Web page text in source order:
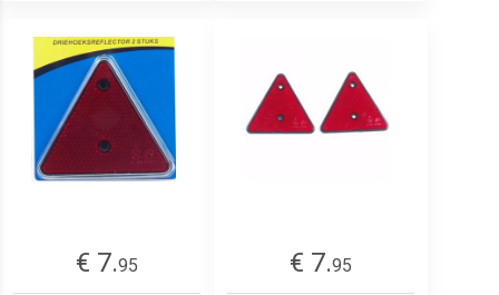
€ 7.95
€ 7.95